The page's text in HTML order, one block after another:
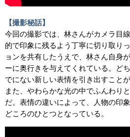
【撮影秘話】
今回の撮影では、林さんがカメラ目
的で印象に残るよう丁寧に切り取り
ョンを共有したうえで、林さん自身
ーに奥行きを与えてくれている。ど
でにない新しい表情を引き出すこと
また、やわらかな光の中でふんわり
だ。表情の違いによって、人物の印
どころのひとつとなっている。